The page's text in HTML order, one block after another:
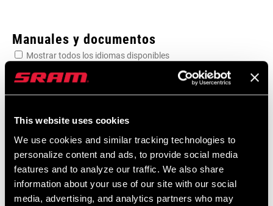
This website uses cookies
We use cookies and similar tracking technologies to
personalize content and ads, to provide social media
features and to analyze our traffic. We also share
information about your use of our site with our social
media, advertising, and analytics partners who may
Busca el número de serie del producto
DRIVER BODY
TYPE
Freehub
AXLE TYPE QR, Thru Axle
Manuales y documentos
Mostrar todos los idiomas disponibles
Garantía SRAM
Garantía SRAM y ZIPP
604 kb